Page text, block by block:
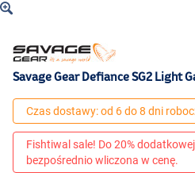
Savage Gear Defiance SG2 Light
Czas dostawy: od 6 do 8 dni
Fishtiwal sale! Do 20%
bezpośrednio wliczona w cenę.